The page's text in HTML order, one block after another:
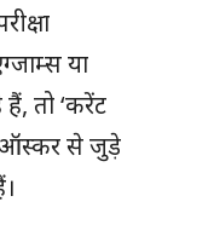
या
हैं, तो ‘करेंट
ऑस्कर से जुड़े